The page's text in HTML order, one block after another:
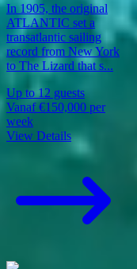
In 1905, the original
ATLANTIC set a
transatlantic sailing
record from New York
to The Lizard that s...
Up to 12 guests
Vanaf €150,000 per
week
View Details